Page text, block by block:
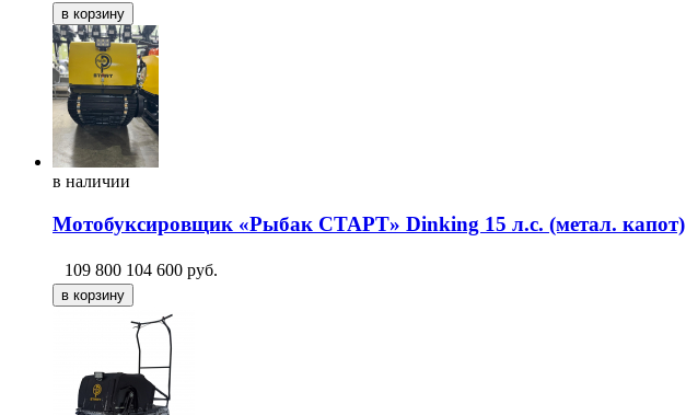
в наличии
Мотобуксировщик «Рыбак СТАРТ» Dinking 15 л.с. (метал. капот)
109 800 104 600 руб.